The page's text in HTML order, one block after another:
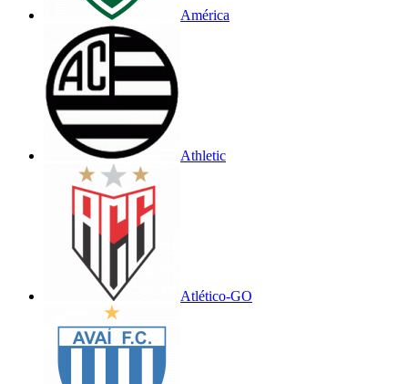
América
Athletic
Atlético-GO